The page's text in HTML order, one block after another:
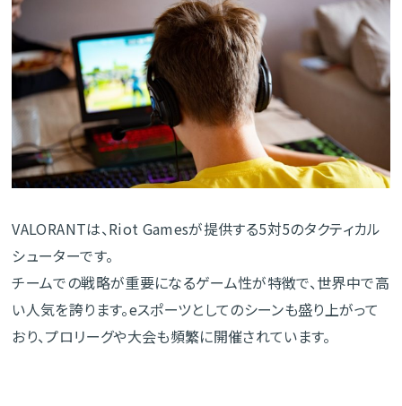
VALORANTは、Riot Gamesが提供する5対5のタクティカル
シューターです。
チームでの戦略が重要になるゲーム性が特徴で、世界中で高
い人気を誇ります。eスポーツとしてのシーンも盛り上がって
おり、プロリーグや大会も頻繁に開催されています。